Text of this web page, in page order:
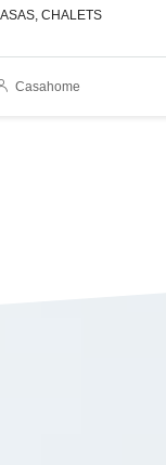
CHALETS
Casahome